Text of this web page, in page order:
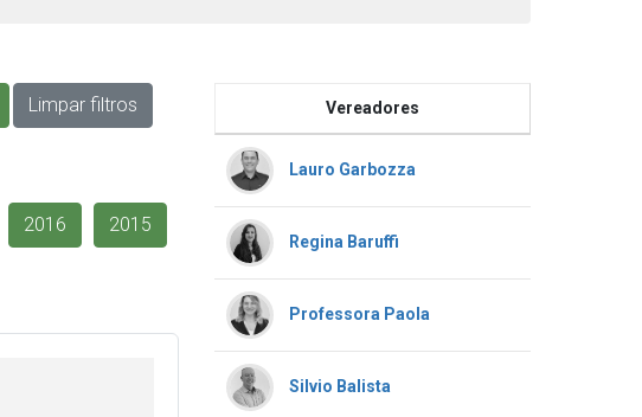
Limpar filtros
2016 2015
Vereadores
Lauro Garbozza
Regina Baruffi
Professora Paola
Silvio Balista